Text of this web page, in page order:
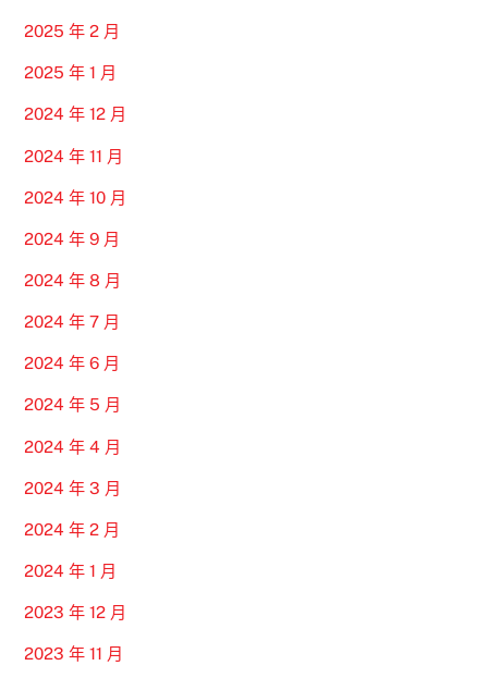
2025 年 2 月
2025 年 1 月
2024 年 12 月
2024 年 11 月
2024 年 10 月
2024 年 9 月
2024 年 8 月
2024 年 7 月
2024 年 6 月
2024 年 5 月
2024 年 4 月
2024 年 3 月
2024 年 2 月
2024 年 1 月
2023 年 12 月
2023 年 11 月